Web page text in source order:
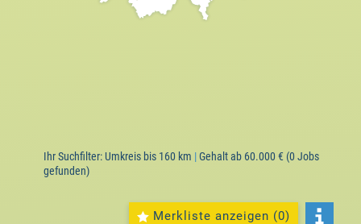
Ihr Suchfilter:Umkreis bis 160 km |Gehalt ab 60.000 € (0 Jobs
gefunden)
Merkliste anzeigen (0)